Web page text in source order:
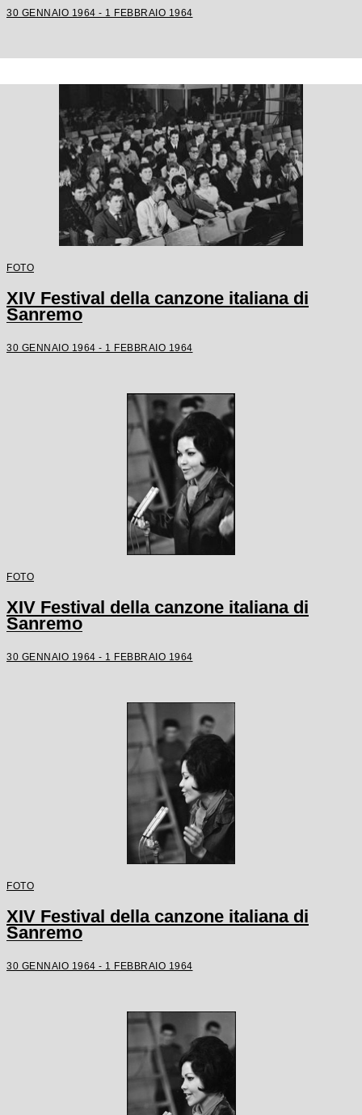
30 GENNAIO 1964 - 1 FEBBRAIO 1964
FOTO
XIV Festival della canzone italiana di
Sanremo
30 GENNAIO 1964 - 1 FEBBRAIO 1964
FOTO
XIV Festival della canzone italiana di
Sanremo
30 GENNAIO 1964 - 1 FEBBRAIO 1964
FOTO
XIV Festival della canzone italiana di
Sanremo
30 GENNAIO 1964 - 1 FEBBRAIO 1964